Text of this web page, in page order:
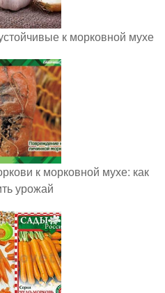
к морковной мухе
к морковной мухе: как
урожай